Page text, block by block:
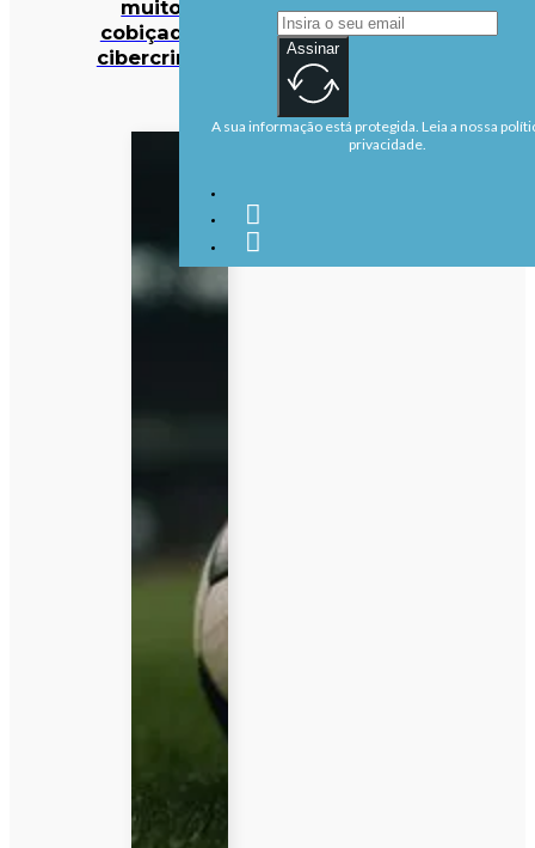
muito mais
cobiçado pelos
cibercriminosos
Assinar
A sua informação está protegida. Leia a nossa
privacidade.